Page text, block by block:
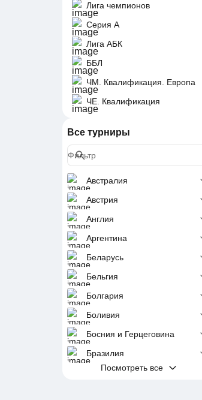
Лига чемпионов
Серия A
Лига АБК
ББЛ
ЧМ. Квалификация. Европа
ЧЕ. Квалификация
Все турниры
Австралия
Австрия
Англия
Аргентина
Беларусь
Бельгия
Болгария
Боливия
Босния и Герцеговина
Бразилия
Посмотреть все